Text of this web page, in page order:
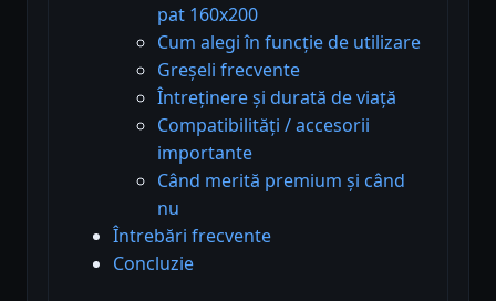
pat 160x200
Cum alegi în funcție de utilizare
Greșeli frecvente
Întreținere și durată de viață
Compatibilități / accesorii
importante
Când merită premium și când
nu
Întrebări frecvente
Concluzie